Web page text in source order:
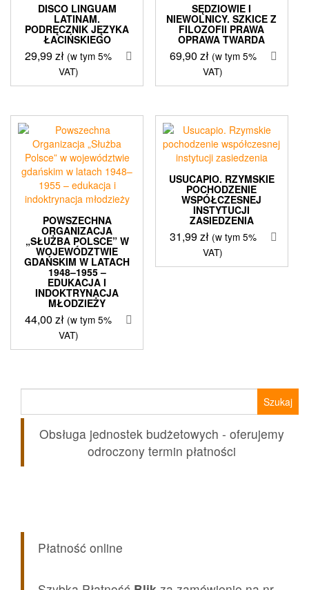
DISCO LINGUAM
LATINAM.
PODRĘCZNIK JĘZYKA
ŁACIŃSKIEGO
29,99zł (w tym 5%
VAT)
SĘDZIOWIE I
NIEWOLNICY. SZKICE Z
FILOZOFII PRAWA
OPRAWA TWARDA
69,90 zł (w tym 5%
VAT)
POWSZECHNA
ORGANIZACJA
„SŁUŻBA POLSCE” W
WOJEWÓDZTWIE
GDAŃSKIM W LATACH
1948–1955 –
EDUKACJA I
INDOKTRYNACJA
MŁODZIEŻY
44,00zł (w tym 5%
VAT)
USUCAPIO. RZYMSKIE
POCHODZENIE
WSPÓŁCZESNEJ
INSTYTUCJI
ZASIEDZENIA
31,99zł (w tym 5%
VAT)
Obsługa jednostek budżetowych - oferujemy
odroczony termin płatności
Płatność online